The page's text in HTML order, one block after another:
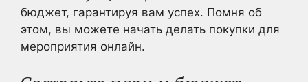
бюджет, гарантируя вам успех. Помня об
этом, вы можете начать делать покупки для
мероприятия онлайн.